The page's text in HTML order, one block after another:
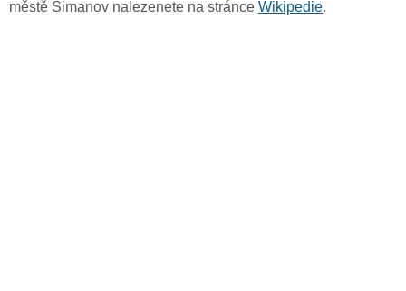
městě Šimanov nalezenete na stránce Wikipedie.